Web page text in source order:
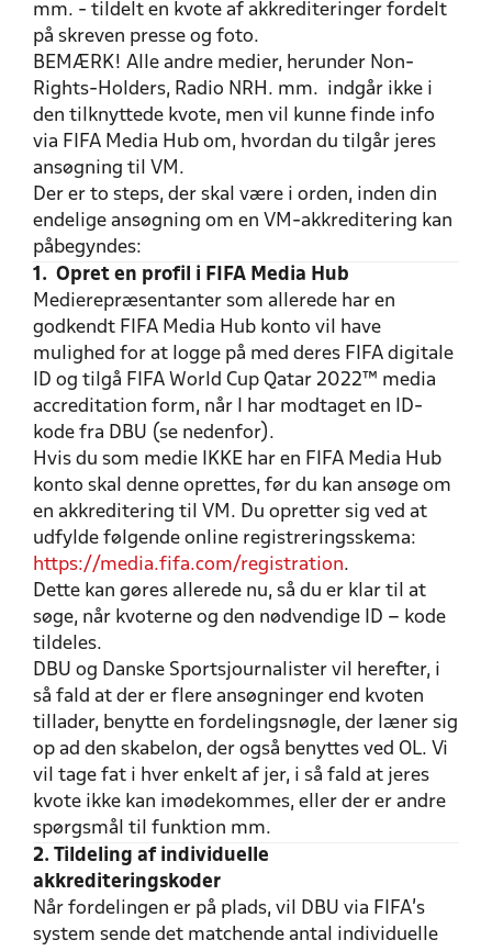
mm. - tildelt en kvote af akkrediteringer fordelt
på skreven presse og foto.
BEMÆRK! Alle andre medier, herunder Non-
Rights-Holders, Radio NRH. mm. indgår ikke i
den tilknyttede kvote, men vil kunne finde info
via FIFA Media Hub om, hvordan du tilgår jeres
ansøgning til VM.
Der er to steps, der skal være i orden, inden din
endelige ansøgning om en VM-akkreditering kan
påbegyndes:
1. Opret en profil i FIFA Media Hub
Medierepræsentanter som allerede har en
godkendt FIFA Media Hub konto vil have
mulighed for at logge på med deres FIFA digitale
ID og tilgå FIFA World Cup Qatar 2022™ media
accreditation form, når I har modtaget en ID-
kode fra DBU (se nedenfor).
Hvis du som medie IKKE har en FIFA Media Hub
konto skal denne oprettes, før du kan ansøge om
en akkreditering til VM. Du opretter sig ved at
udfylde følgende online registreringsskema:
https://media.fifa.com/registration.
Dette kan gøres allerede nu, så du er klar til at
søge, når kvoterne og den nødvendige ID – kode
tildeles.
DBU og Danske Sportsjournalister vil herefter, i
så fald at der er flere ansøgninger end kvoten
tillader, benytte en fordelingsnøgle, der læner sig
op ad den skabelon, der også benyttes ved OL. Vi
vil tage fat i hver enkelt af jer, i så fald at jeres
kvote ikke kan imødekommes, eller der er andre
spørgsmål til funktion mm.
2. Tildeling af individuelle
akkrediteringskoder
Når fordelingen er på plads, vil DBU via FIFA’s
system sende det matchende antal individuelle